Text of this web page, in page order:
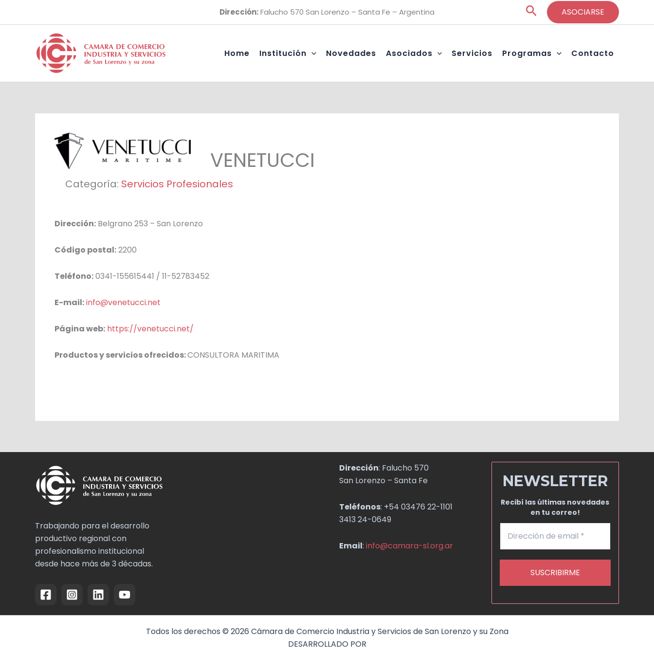
Dirección:Falucho 570 San Lorenzo – Santa Fe – Argentina BuscarASOCIARSE
Home Institución Novedades Asociados Servicios Programas Contacto
VENETUCCI
Categoría: Servicios Profesionales
Dirección: Belgrano 253 – San Lorenzo
Código postal:2200
Teléfono:0341-155615441 / 11-52783452
E-mail:info@venetucci.net
Página web: https://venetucci.net/
Productos y servicios ofrecidos:CONSULTORA MARITIMA
Trabajando para el desarrollo
productivo regional con
profesionalismo institucional
desde hace más de 3 décadas.
Dirección: Falucho 570
San Lorenzo – Santa Fe
Teléfonos: +54 03476 22-1101
3413 24-0649
Email: info@camara-sl.org.ar
NEWSLETTER
Recibí las últimas novedades
en tu correo!
Todos los derechos © 2026 Cámara de Comercio Industria y Servicios de San Lorenzo y su Zona
DESARROLLADO POR